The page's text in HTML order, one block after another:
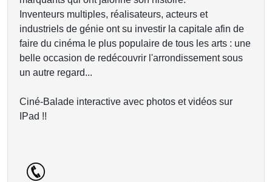
Inventeurs multiples, réalisateurs, acteurs et
industriels de génie ont su investir la capitale afin de
faire du cinéma le plus populaire de tous les arts : une
belle occasion de redécouvrir l'arrondissement sous
un autre regard...
Ciné-Balade interactive avec photos et vidéos sur
IPad !!